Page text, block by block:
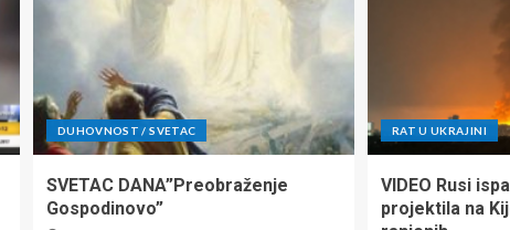
DUHOVNOST / SVETAC
SVETAC DANA”Preobraženje
Gospodinovo”
RAT U UKRAJINI
VIDEO Rusi
projektila na